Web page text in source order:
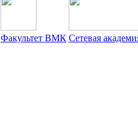
Факультет ВМК Сетевая